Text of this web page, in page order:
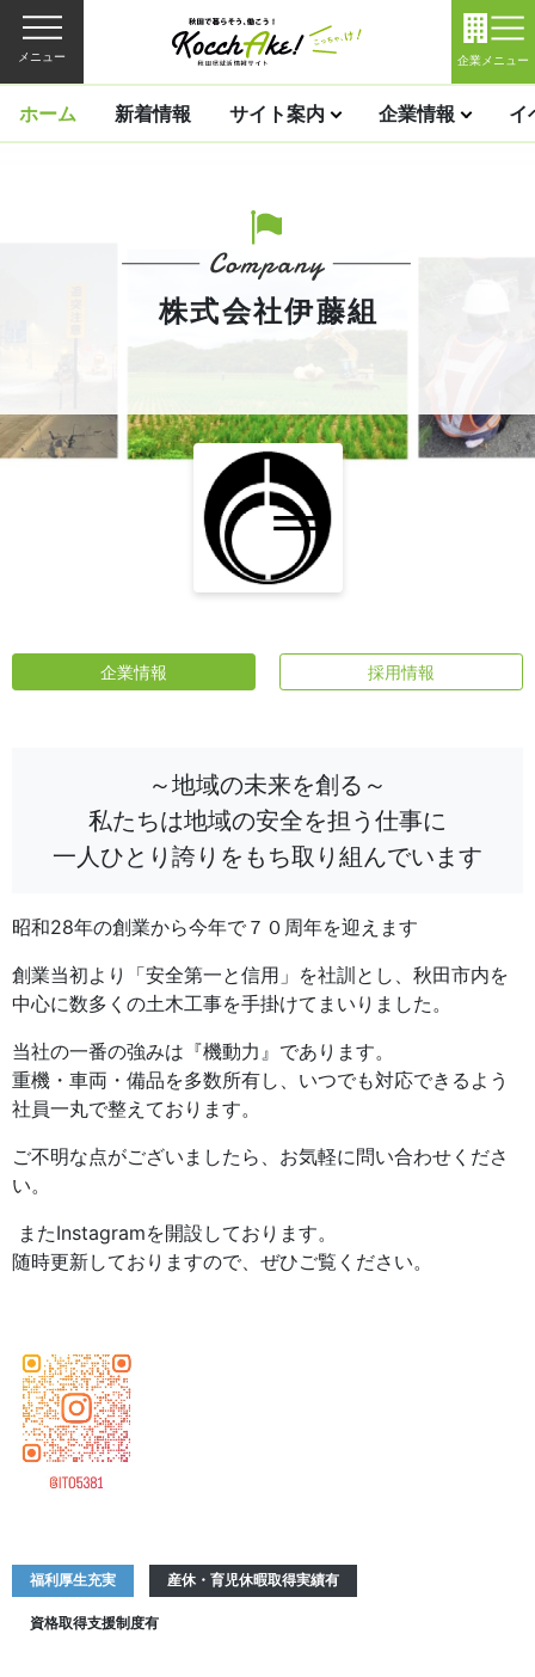
メニュー 企業メニュー
ホーム 新着情報 サイト案内 企業情報 イ
株式会社伊藤組
企業情報 採用情報
～地域の未来を創る～
私たちは地域の安全を担う仕事に
一人ひとり誇りをもち取り組んでいます
昭和28年の創業から今年で７０周年を迎えます
創業当初より「安全第一と信用」を社訓とし、秋田市内を
中心に数多くの土木工事を手掛けてまいりました。
当社の一番の強みは『機動力』であります。
重機・車両・備品を多数所有し、いつでも対応できるよう
社員一丸で整えております。
ご不明な点がございましたら、お気軽に問い合わせくださ
い。
またInstagramを開設しております。
随時更新しておりますので、ぜひご覧ください。
福利厚生充実 産休・育児休暇取得実績有
資格取得支援制度有